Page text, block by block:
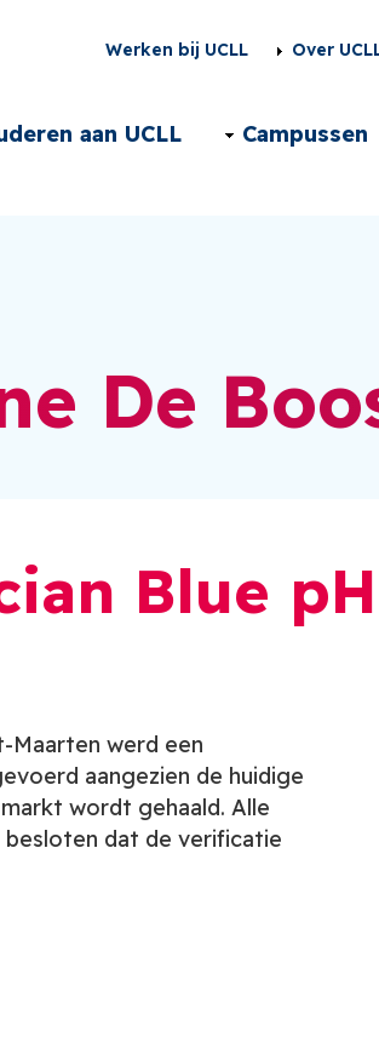
menu
Werken bij UCLL Over
aan UCLL Campussen
De
Blue
Maarten werd een
aangezien de huidige
wordt gehaald. Alle
besloten dat de verificatie